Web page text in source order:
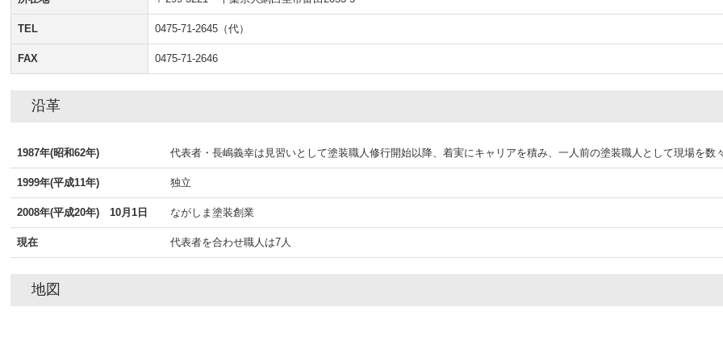
TEL 0475-71-2645 （代）
FAX 0475-71-2646
沿革
1987年(昭和62年) 代表者・長嶋義幸は見習いとして塗装職人修行開始以降、着実にキャリアを積み、一人前の塗装職人として現場を数
1999年(平成11年) 独立
2008年(平成20年) 10月1日 ながしま塗装創業
現在 代表者を合わせ職人は7人
地図